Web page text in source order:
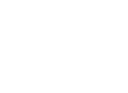
og egnet til
af en konto.
for at få adgang til og
at du giver os
kontooplysninger